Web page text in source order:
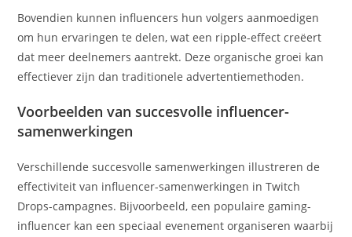
Bovendien kunnen influencers hun volgers aanmoedigen
om hun ervaringen te delen, wat een ripple-effect creëert
dat meer deelnemers aantrekt. Deze organische groei kan
effectiever zijn dan traditionele advertentiemethoden.
Voorbeelden van succesvolle influencer-
samenwerkingen
Verschillende succesvolle samenwerkingen illustreren de
effectiviteit van influencer-samenwerkingen in Twitch
Drops-campagnes. Bijvoorbeeld, een populaire gaming-
influencer kan een speciaal evenement organiseren waarbij